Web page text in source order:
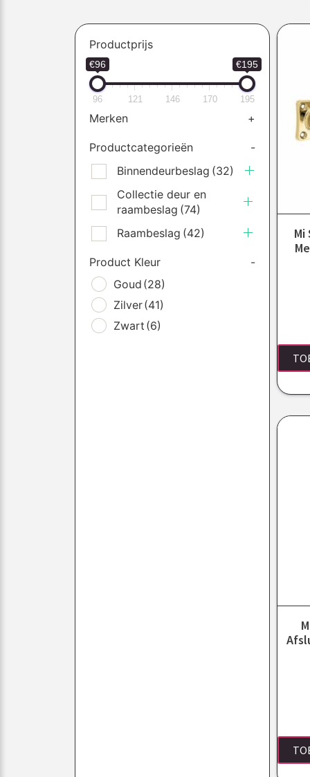
Productprijs
€96 €195
96 121 146 170 195
Merken +
Productcategorieën
-
Binnendeurbeslag (32)
Collectie deur en
raambeslag (74)
Raambeslag (42)
Product Kleur
-
Goud (28)
Zilver(41)
Zwart (6)
Mi